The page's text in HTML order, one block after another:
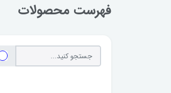
فهرست محصولات